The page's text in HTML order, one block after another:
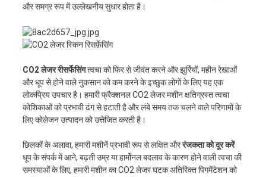
और समग्र रूप में उल्लेखनीय सुधार होता है।
CO2 लेजर रीसर्फेसिंगत्वचा को फिर से जीवंत करने और झुर्रियों, महीन रेखाओं
और धूप से होने वाले नुकसान को कम करने के इच्छुक लोगों के लिए यह एक
लोकप्रिय उपचार है। हमारी फ्रैक्शनल CO2 लेजर मशीन क्षतिग्रस्त त्वचा
कोशिकाओं को प्रभावी ढंग से हटाती है और लंबे समय तक चलने वाले परिणामों के
लिए कोलेजन उत्पादन को उत्तेजित करती है।
छिलकों के अलावा, हमारी मशीनें प्रभावी रूप से लक्षित औररंजकता को दूर करें
धूप के संपर्क में आने, बढ़ती उम्र या हार्मोनल बदलाव के कारण होने वाली त्वचा की
समस्याओं के लिए, हमारी मशीन का CO2 लेजर घटक अतिरिक्त पिगमेंटेशन को